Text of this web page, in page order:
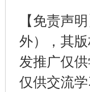
【免责声
外），其
发推广仅
仅供交流
东山县通报“牛蛙